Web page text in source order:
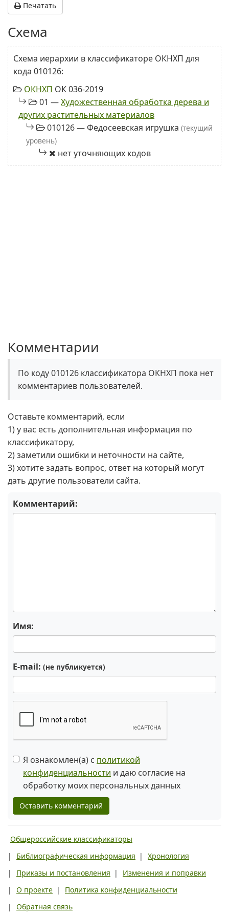
Печатать
Схема
Схема иерархии в классификаторе ОКНХП для
кода 010126:
ОКНХП ОК 036-2019
01 —Художественная обработка дерева и
других растительных материалов
010126 — Федосеевская игрушка (текущий
уровень)
нет уточняющих кодов
Комментарии
По коду 010126 классификатора ОКНХП пока нет
комментариев пользователей.
Оставьте комментарий, если
1) у вас есть дополнительная информация по
классификатору,
2) заметили ошибки и неточности на сайте,
3) хотите задать вопрос, ответ на который могут
дать другие пользователи сайта.
Комментарий:
Имя:
E-mail: (не публикуется)
Я ознакомлен(а) с политикой
конфиденциальности и даю согласие на
обработку моих персональных данных
Оставить комментарий
Общероссийские классификаторы
|
Библиографическая информация |
Хронология
|
Приказы и постановления |
Изменения и поправки
|
О проекте |
Политика конфиденциальности
|
Обратная связь